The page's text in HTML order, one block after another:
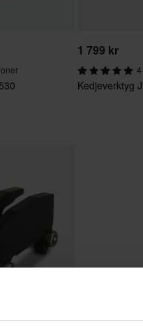
1 799 kr
Kedjeverktyg